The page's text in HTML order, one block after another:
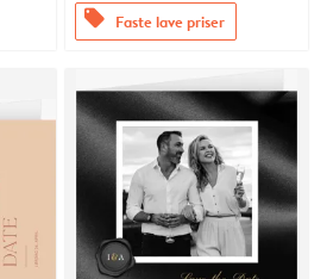
offers Faste lave priser